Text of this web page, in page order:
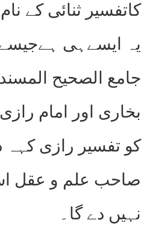
کاتفسیر ثنائی کے
یہ ایسےہی
جامع الصحیح
بخاری اور امام
کو تفسیر رازی کہہ
صاحب علم و عقل
نہیں دے گا۔